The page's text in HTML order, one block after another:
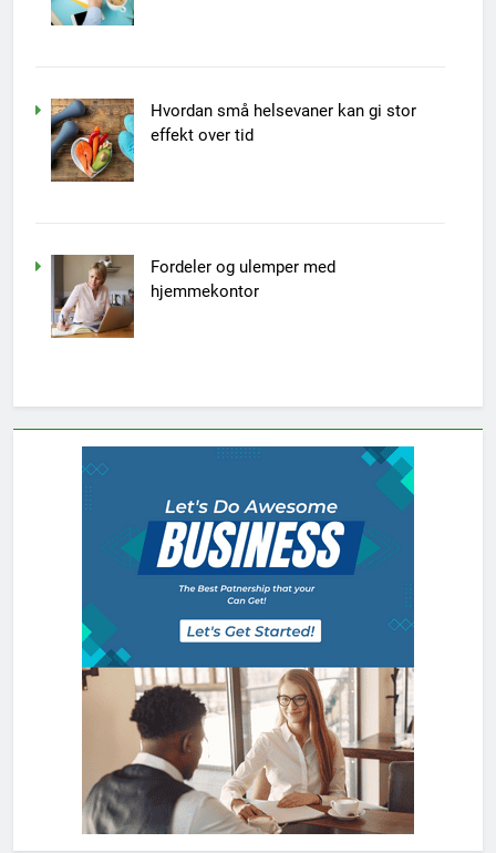
Hvordan små helsevaner kan gi stor
effekt over tid
Fordeler og ulemper med
hjemmekontor